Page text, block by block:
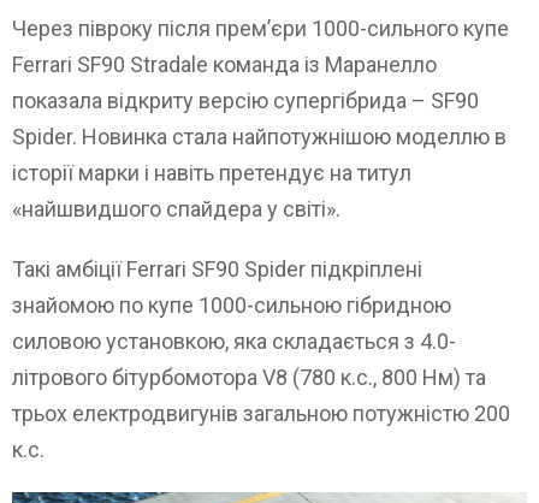
Через півроку після прем’єри 1000-сильного купе
Ferrari SF90 Stradale команда із Маранелло
показала відкриту версію супергібрида – SF90
Spider. Новинка стала найпотужнішою моделлю в
історії марки і навіть претендує на титул
«найшвидшого спайдера у світі».
Такі амбіції Ferrari SF90 Spider підкріплені
знайомою по купе 1000-сильною гібридною
силовою установкою, яка складається з 4.0-
літрового бітурбомотора V8 (780 к.с., 800 Нм) та
трьох електродвигунів загальною потужністю 200
к.с.